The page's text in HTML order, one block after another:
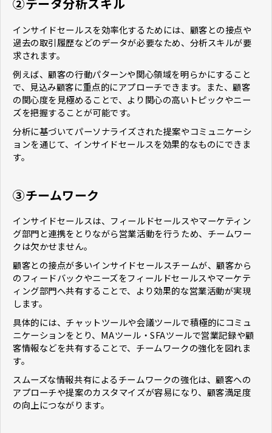
②データ分析スキル
インサイドセールスを効率化するためには、顧客との接点や
過去の取引履歴などのデータが必要なため、分析スキルが要
求されます。
例えば、顧客の行動パターンや関心領域を明らかにすること
で、見込み顧客に重点的にアプローチできます。また、顧客
の関心度を見極めることで、より関心の高いトピックやニー
ズを把握することが可能です。
分析に基づいてパーソナライズされた提案やコミュニケーシ
ョンを通じて、インサイドセールスを効果的なものにできま
す。
③チームワーク
インサイドセールスは、フィールドセールスやマーケティン
グ部門と連携をとりながら営業活動を行うため、チームワー
クは欠かせません。
顧客との接点が多いインサイドセールスチームが、顧客から
のフィードバックやニーズをフィールドセールスやマーケテ
ィング部門へ共有することで、より効果的な営業活動が実現
します。
具体的には、チャットツールや会議ツールで積極的にコミュ
ニケーションをとり、MAツール・SFAツールで営業記録や顧
客情報などを共有することで、チームワークの強化を図れま
す。
スムーズな情報共有によるチームワークの強化は、顧客への
アプローチや提案のカスタマイズが容易になり、顧客満足度
の向上につながります。